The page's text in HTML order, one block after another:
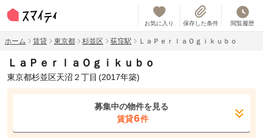
お気に入り 保存した条件 閲覧履歴
ホーム 賃貸 東京都 杉並区 荻窪駅 ＬａＰｅｒｌａＯｇｉｋｕｂｏ
ＬａＰｅｒｌａＯｇｉｋｕｂｏ
東京都杉並区天沼２丁目 (2017年築)
募集中の物件を見る
賃貸6件